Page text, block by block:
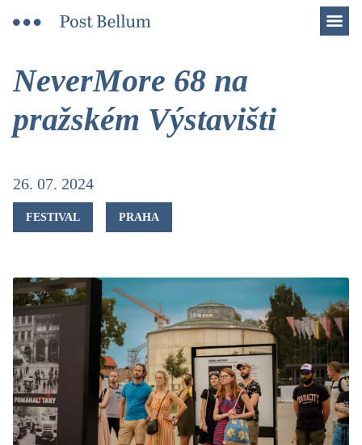
NeverMore 68 na
pražském Výstavišti
26. 07. 2024
FESTIVAL PRAHA